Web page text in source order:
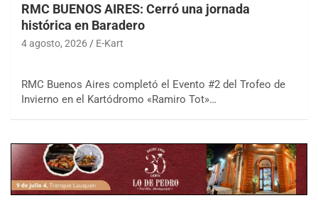
RMC BUENOS AIRES: Cerró una jornada
histórica en Baradero
4 agosto, 2026 E-Kart
RMC Buenos Aires completó el Evento #2 del Trofeo de
Invierno en el Kartódromo «Ramiro Tot»…